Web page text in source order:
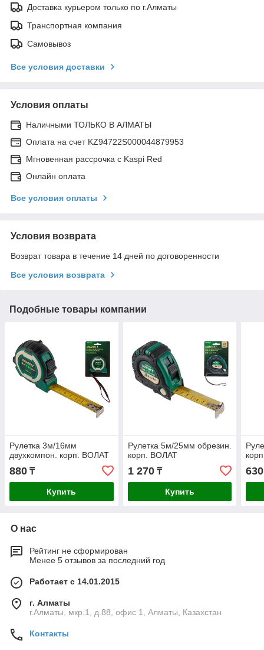
Доставка курьером только по г.Алматы
Транспортная компания
Самовывоз
Все условия доставки
Условия оплаты
Наличными ТОЛЬКО В АЛМАТЫ
Оплата на счет KZ94722S000044879953
Мгновенная рассрочка с Kaspi Red
Онлайн оплата
Все условия оплаты
Условия возврата
Возврат товара в течение 14 дней по договоренности
Все условия возврата
Подобные товары компании
Рулетка 3м/16мм
двухкомпон. корп. ВОЛАТ
880 ₸
Купить
Рулетка 5м/25мм обрезин.
корп. ВОЛАТ
1 270₸
Купить
630
О нас
Рейтинг не сформирован
Менее 5 отзывов за последний год
Работает с 14.01.2015
г. Алматы
г.Алматы, мкр.1, д.88, офис 1, Алматы, Казахстан
Контакты